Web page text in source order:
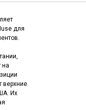
для
на
верхние
Их